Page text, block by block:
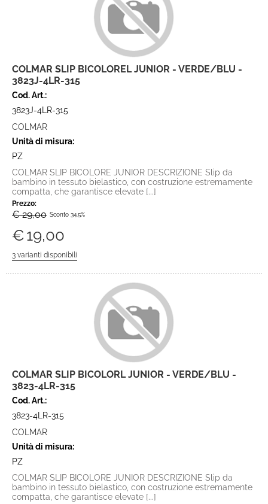
COLMAR SLIP BICOLOREL JUNIOR - VERDE/BLU -
3823J-4LR-315
Cod. Art.:
3823J-4LR-315
COLMAR
Unità di misura:
PZ
COLMAR SLIP BICOLORE JUNIOR DESCRIZIONE Slip da
bambino in tessuto bielastico, con costruzione estremamente
compatta, che garantisce elevate [...]
Prezzo:
€ 29,00 Sconto 34.5%
€19,00
COLMAR SLIP BICOLORL JUNIOR - VERDE/BLU -
3823-4LR-315
Cod. Art.:
3823-4LR-315
COLMAR
Unità di misura:
PZ
COLMAR SLIP BICOLORE JUNIOR DESCRIZIONE Slip da
bambino in tessuto bielastico, con costruzione estremamente
compatta, che garantisce elevate [...]